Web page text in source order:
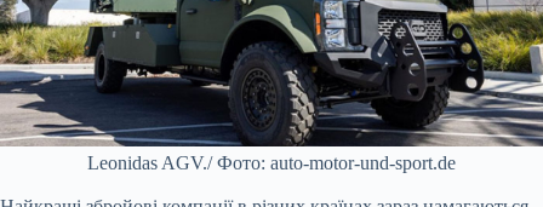
Leonidas AGV./ Фото: auto-motor-und-sport.de